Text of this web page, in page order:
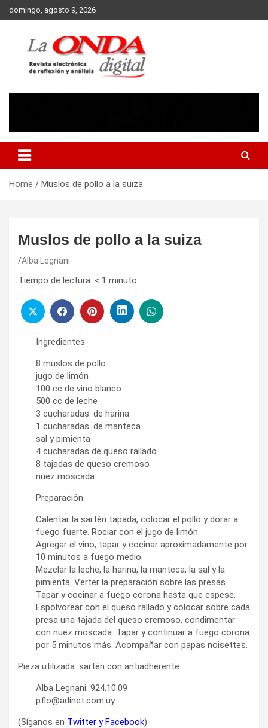
Skip
to
domingo, agosto 9, 2026
Home Muslos de pollo a la suiza
Muslos de pollo a la suiza
Alba Legnani
Tiempo de lectura: < 1 minuto
Ingredientes
8 muslos de pollo
jugo de limón
100 cc de vino blanco
500 cc de leche
3 cucharadas. de harina
1 cucharadas. de manteca
sal y pimienta
4 cucharadas de queso rallado
8 tajadas de queso cremoso
nuez moscada
Preparación
Calentar la sartén tapada, colocar el pollo y dorar a
fuego fuerte. Rociar con el jugo de limón.
Agregar el vino, tapar y cocinar aproximadamente por
10 minutos a fuego medio.
Mezclar la leche, la harina, la manteca, la sal y la
pimienta. Verter la preparación sobre las presas.
Tapar y cocinar a fuego corona hasta que espese.
Espolvorear con el queso rallado y colocar sobre cada
presa una tajada del queso cremoso, condimentar
con nuez moscada. Tapar y continuar a fuego corona
por 5 minutos más. Acompañar con papas noisettes.
Pieza utilizada: sartén con antiadherente
Alba Legnani: 924.10.09
pflo@adinet.com.uy
(Síganos en Twitter yFacebook)